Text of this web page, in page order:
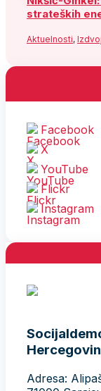
strateških
Aktuelnosti,
Facebook
X
YouTube
Flickr
Instagram
Adresa: